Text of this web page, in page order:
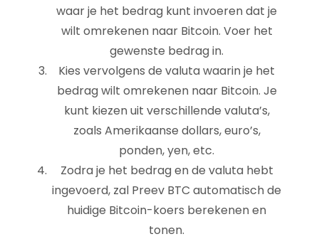
waar je het bedrag kunt invoeren dat je
wilt omrekenen naar Bitcoin. Voer het
gewenste bedrag in.
Kies vervolgens de valuta waarin je het
bedrag wilt omrekenen naar Bitcoin. Je
kunt kiezen uit verschillende valuta’s,
zoals Amerikaanse dollars, euro’s,
ponden, yen, etc.
Zodra je het bedrag en de valuta hebt
ingevoerd, zal Preev BTC automatisch de
huidige Bitcoin-koers berekenen en
tonen.